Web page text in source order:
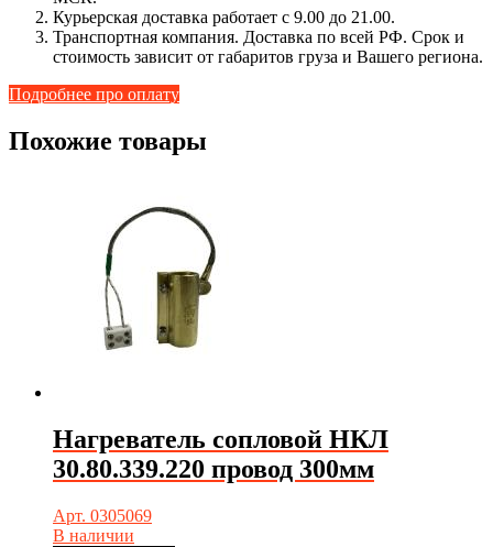
Курьерская доставка работает с 9.00 до 21.00.
Транспортная компания. Доставка по всей РФ. Срок и
стоимость зависит от габаритов груза и Вашего региона.
Подробнее про оплату
Похожие товары
Нагреватель сопловой НКЛ
30.80.339.220 провод 300мм
Арт. 0305069
В наличии